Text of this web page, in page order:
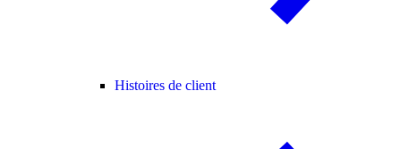
Histoires de client